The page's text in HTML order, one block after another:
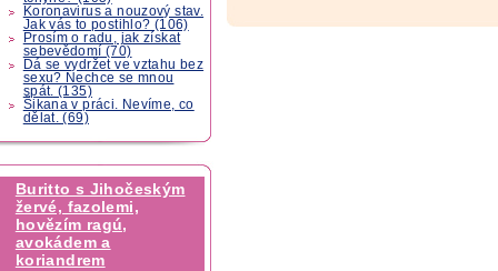
Koronavirus a nouzový stav.
Jak vás to postihlo? (106)
Prosím o radu, jak získat
sebevědomí (70)
Dá se vydržet ve vztahu bez
sexu? Nechce se mnou
spát. (135)
Šikana v práci. Nevíme, co
dělat. (69)
Buritto s Jihočeským
žervé, fazolemi,
hovězím ragú,
avokádem a
koriandrem